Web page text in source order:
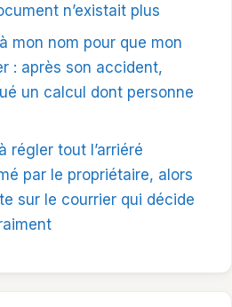
n’existait plus
mon nom pour que mon
: après son accident,
un calcul dont personne
régler tout l’arriéré
par le propriétaire, alors
sur le courrier qui décide